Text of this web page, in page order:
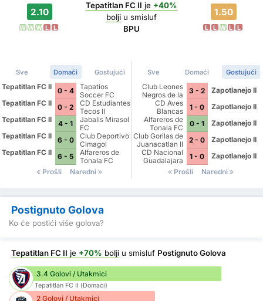
2.10
W W W L L
Tepatitlan FC II je +40%
boljiu smisluf
BPU
1.50
L L W L L
Sve Domaći Gostujući
Tepatitlan FC II 0 - 4
Tapatios
Soccer FC
Tepatitlan FC II
0 - 2
CD Estudiantes
Tecos II
Tepatitlan FC II
4 - 1
Jabalis Mirasol
FC
Tepatitlan FC II
6 - 0
Club Deportivo
Cimagol
Tepatitlan FC II
6 - 5
Alfareros de
Tonala FC
Prošli
Naredni
Sve Domaći Gostujući
Club Leones
Negros de la
Universidad de
Guadalajara III
3 - 2
Zapotlanejo II
CD Aves
Blancas
1 - 0
Zapotlanejo II
Alfareros de
Tonala FC
0 - 1
Zapotlanejo II
Club Gorilas de
Juanacatlan II
2 - 0
Zapotlanejo II
CD Nacional
Guadalajara
1 - 0
Zapotlanejo II
Prošli
Naredni
Postignuto Golova
Ko će postići više golova?
Tepatitlan FC II je +70% bolji u smisluf Postignuto Golova
3.4 Golovi / Utakmici
Tepatitlan FC II (Domaći)
2 Golovi / Utakmici